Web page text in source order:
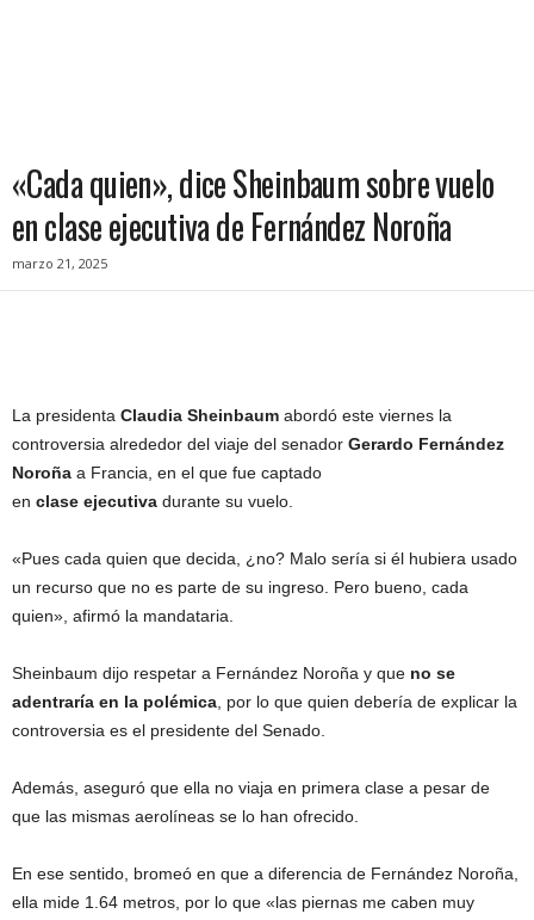
«Cada quien», dice Sheinbaum sobre vuelo
en clase ejecutiva de Fernández Noroña
marzo 21, 2025
La presidenta Claudia Sheinbaum abordó este viernes la
controversia alrededor del viaje del senador Gerardo Fernández
Noroña a Francia, en el que fue captado
en clase ejecutiva durante su vuelo.
«Pues cada quien que decida, ¿no? Malo sería si él hubiera usado
un recurso que no es parte de su ingreso. Pero bueno, cada
quien», afirmó la mandataria.
Sheinbaum dijo respetar a Fernández Noroña y que no se
adentraría en la polémica , por lo que quien debería de explicar la
controversia es el presidente del Senado.
Además, aseguró que ella no viaja en primera clase a pesar de
que las mismas aerolíneas se lo han ofrecido.
En ese sentido, bromeó en que a diferencia de Fernández Noroña,
ella mide 1.64 metros, por lo que «las piernas me caben muy